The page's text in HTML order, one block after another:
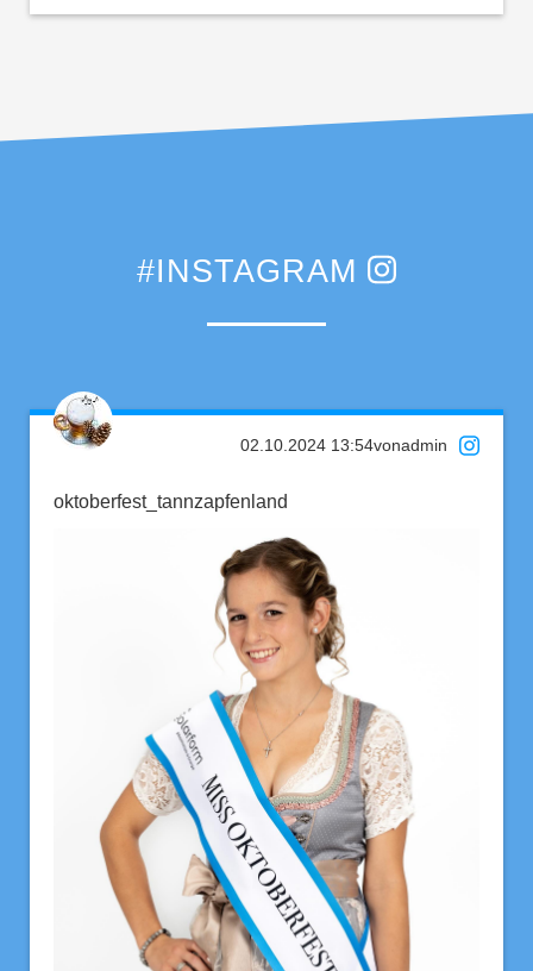
#INSTAGRAM
02.10.2024 13:54vonadmin
oktoberfest_tannzapfenland